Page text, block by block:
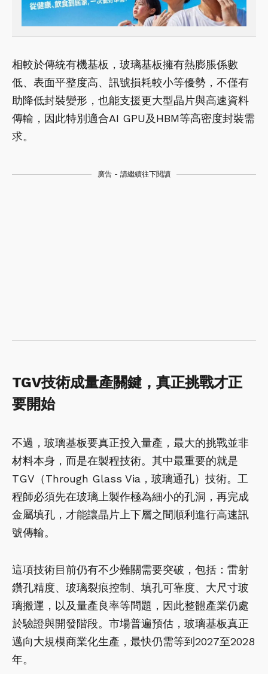
相較於傳統有機基板，玻璃基板擁有熱膨脹係數
低、表面平整度高、訊號損耗較小等優勢，不僅有
助降低封裝變形，也能支援更大型晶片與高速資料
傳輸，因此特別適合AI GPU及HBM等高密度封裝需
求。
廣告 - 請繼續往下閱讀
TGV技術成量產關鍵，真正挑戰才正
要開始
不過，玻璃基板要真正投入量產，最大的挑戰並非
材料本身，而是在製程技術。其中最重要的就是
TGV（Through Glass Via，玻璃通孔）技術。工
程師必須先在玻璃上製作極為細小的孔洞，再完成
金屬填孔，才能讓晶片上下層之間順利進行高速訊
號傳輸。
這項技術目前仍有不少難關需要突破，包括：雷射
鑽孔精度、玻璃裂痕控制、填孔可靠度、大尺寸玻
璃搬運，以及量產良率等問題，因此整體產業仍處
於驗證與開發階段。市場普遍預估，玻璃基板真正
邁向大規模商業化生產，最快仍需等到2027至2028
年。